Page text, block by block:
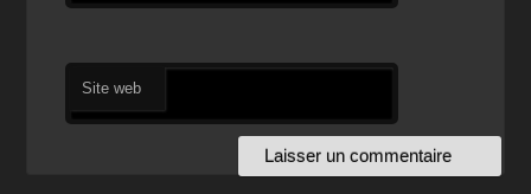
Site web